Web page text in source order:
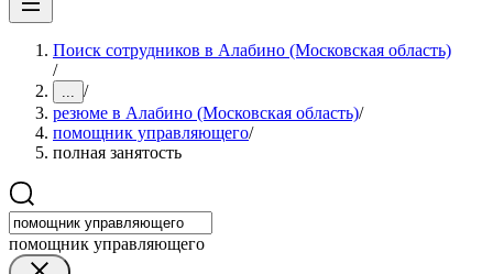
Поиск сотрудников в Алабино (Московская область)
/
... /
резюме в Алабино (Московская область)/
помощник управляющего/
полная занятость
помощник управляющего